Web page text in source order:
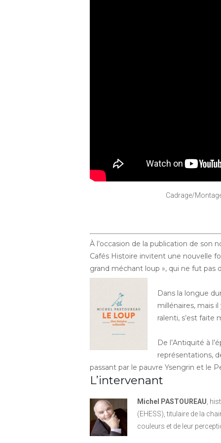
Cadrage/
À l’occasion de la publication de son
Cafés Histoire invitent une nouvelle
grand méchant loup », qui ne fut
Dans la longue
millénaires, mais
ralenti, s’est faite
De l’Antiquité à
représentations,
passant par le pauvre Ysengrin et le
L’intervenant
Michel PASTOUREAU ,
(EHESS), titulaire de la
couleurs et de leur